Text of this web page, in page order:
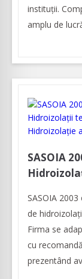
instituții.
amplu de
SASOIA
SASOIA
de
Firma se
cu
prezentând